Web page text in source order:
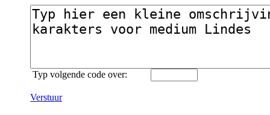
Typ volgende code over:
Verstuur